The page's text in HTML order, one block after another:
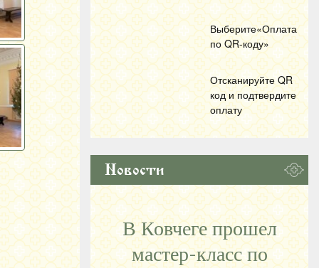
Выберите«Оплата
по QR-коду»
Отсканируйте QR
код и подтвердите
оплату
Новости
В Ковчеге прошел
мастер-класс по